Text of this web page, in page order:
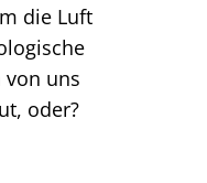
die Luft
von uns
oder?